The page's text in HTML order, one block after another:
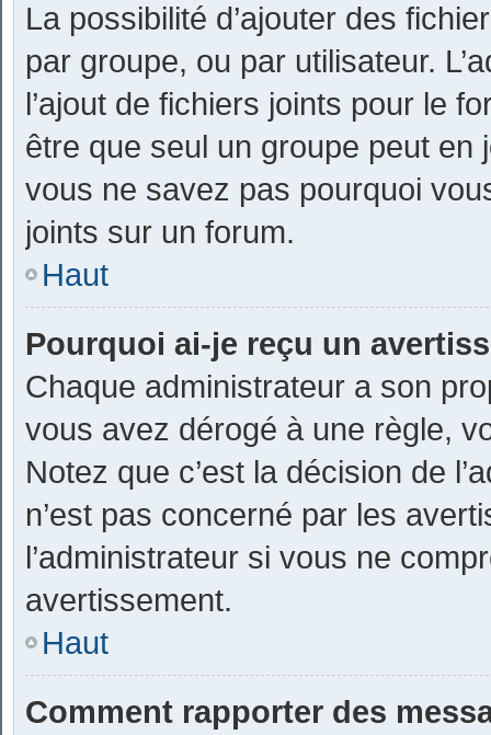
La possibilité d’ajouter des
par groupe, ou par utilisateur.
l’ajout de fichiers joints pour le
être que seul un groupe peut en
vous ne savez pas pourquoi
joints sur un forum.
Haut
Pourquoi ai-je reçu un
Chaque administrateur a son
vous avez dérogé à une règle,
Notez que c’est la décision de
n’est pas concerné par les
l’administrateur si vous ne
avertissement.
Haut
Comment rapporter des